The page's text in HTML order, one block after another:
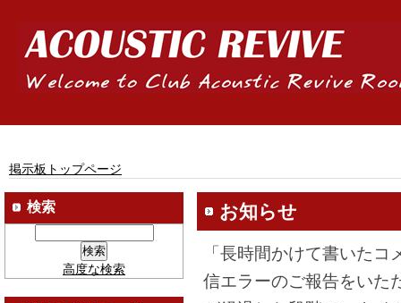
掲示板トップページ
お知らせ
「長時間かけて書いた
信エラーのご報告をいた
検索
高度な検索